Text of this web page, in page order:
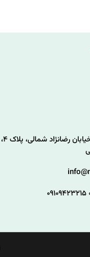
خیابان امام ، خیابان رضانژاد شمالی، پلاک 4،
09109423215